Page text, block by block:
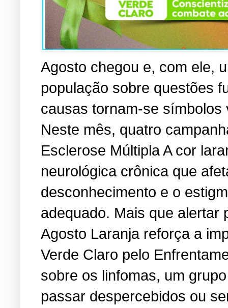
Agosto chegou e, com ele,
população sobre questões
causas tornam-se símbolos
Neste mês, quatro
Esclerose Múltipla A cor
neurológica crônica que
desconhecimento e o
adequado. Mais que
Agosto Laranja reforça a
Verde Claro pelo
sobre os linfomas, um
passar despercebidos ou